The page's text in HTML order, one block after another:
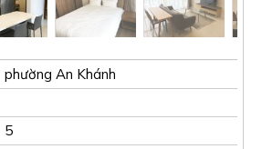
phường An Khánh
5